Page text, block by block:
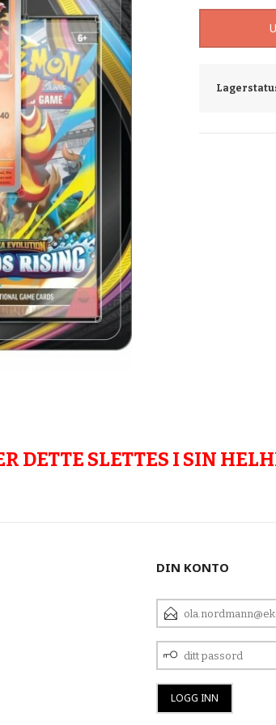
DETTE SLETTES I SIN
DIN KONTO
E-
POSTADRESSE
DITT
PASSORD